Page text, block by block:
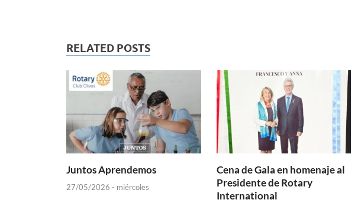
RELATED POSTS
Juntos Aprendemos
27/05/2026 - miércoles
Cena de Gala en homenaje al
Presidente de Rotary
International